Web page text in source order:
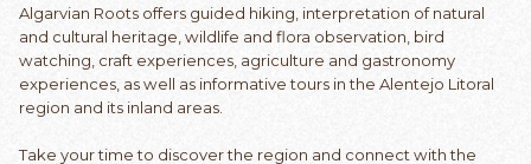
Algarvian Roots offers guided hiking, interpretation of natural
and cultural heritage, wildlife and flora observation, bird
watching, craft experiences, agriculture and gastronomy
experiences, as well as informative tours in the Alentejo Litoral
region and its inland areas.
Take your time to discover the region and connect with the